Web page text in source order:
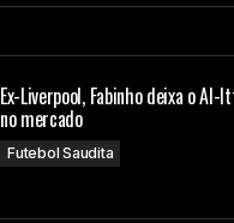
Ex-Liverpool, Fabinho deixa o
no mercado
Futebol Saudita